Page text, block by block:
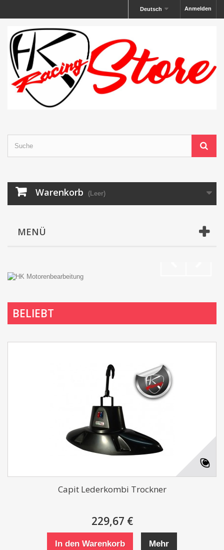
Anmelden
Deutsch
Warenkorb (Leer)
MENÜ
BELIEBT
Capit Lederkombi Trockner
229,67 €
In den Warenkorb Mehr